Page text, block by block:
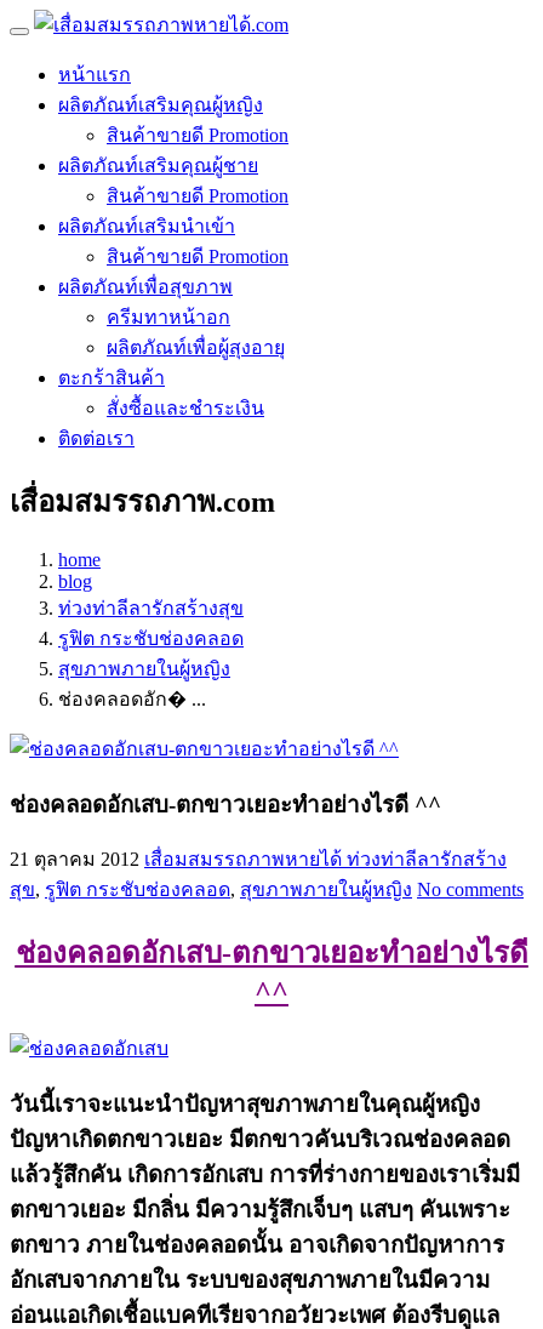
หน้าแรก
ผลิตภัณท์เสริมคุณผู้หญิง
สินค้าขายดี Promotion
ผลิตภัณท์เสริมคุณผู้ชาย
สินค้าขายดี Promotion
ผลิตภัณท์เสริมนำเข้า
สินค้าขายดี Promotion
ผลิตภัณท์เพื่อสุขภาพ
ครีมทาหน้าอก
ผลิตภัณท์เพื่อผู้สุงอายุ
ตะกร้าสินค้า
สั่งซื้อและชำระเงิน
ติดต่อเรา
เสื่อมสมรรถภาพ.com
home
blog
ท่วงท่าลีลารักสร้างสุข
รูฟิต กระชับช่องคลอด
สุขภาพภายในผู้หญิง
ช่องคลอดอัก� ...
ช่องคลอดอักเสบ-ตกขาวเยอะทำอย่างไรดี ^^
21 ตุลาคม 2012 เสื่อมสมรรถภาพหายได้ ท่วงท่าลีลารักสร้าง
สุข, รูฟิต กระชับช่องคลอด, สุขภาพภายในผู้หญิง No comments
ช่องคลอดอักเสบ-ตกขาวเยอะทำอย่างไรดี
^^
วันนี้เราจะแนะนำปัญหาสุขภาพภายในคุณผู้หญิง
ปัญหาเกิดตกขาวเยอะ มีตกขาวคันบริเวณช่องคลอด
แล้วรู้สึกคัน เกิดการอักเสบ การที่ร่างกายของเราเริ่มมี
ตกขาวเยอะ มีกลิ่น มีความรู้สึกเจ็บๆ แสบๆ คันเพราะ
ตกขาว ภายในช่องคลอดนั้น อาจเกิดจากปัญหาการ
อักเสบจากภายใน ระบบของสุขภาพภายในมีความ
อ่อนแอเกิดเชื้อแบคทีเรียจากอวัยวะเพศ ต้องรีบดูแล